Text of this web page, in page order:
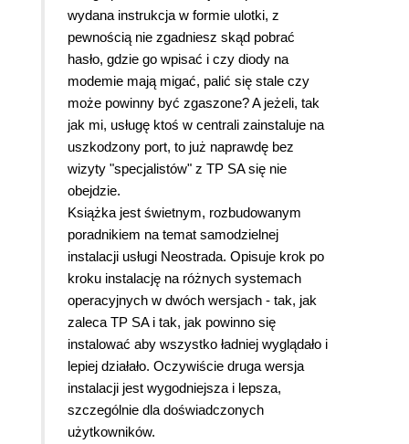
wydana instrukcja w formie ulotki, z
pewnością nie zgadniesz skąd pobrać
hasło, gdzie go wpisać i czy diody na
modemie mają migać, palić się stale czy
może powinny być zgaszone? A jeżeli, tak
jak mi, usługę ktoś w centrali zainstaluje na
uszkodzony port, to już naprawdę bez
wizyty "specjalistów" z TP SA się nie
obejdzie.
Książka jest świetnym, rozbudowanym
poradnikiem na temat samodzielnej
instalacji usługi Neostrada. Opisuje krok po
kroku instalację na różnych systemach
operacyjnych w dwóch wersjach - tak, jak
zaleca TP SA i tak, jak powinno się
instalować aby wszystko ładniej wyglądało i
lepiej działało. Oczywiście druga wersja
instalacji jest wygodniejsza i lepsza,
szczególnie dla doświadczonych
użytkowników.